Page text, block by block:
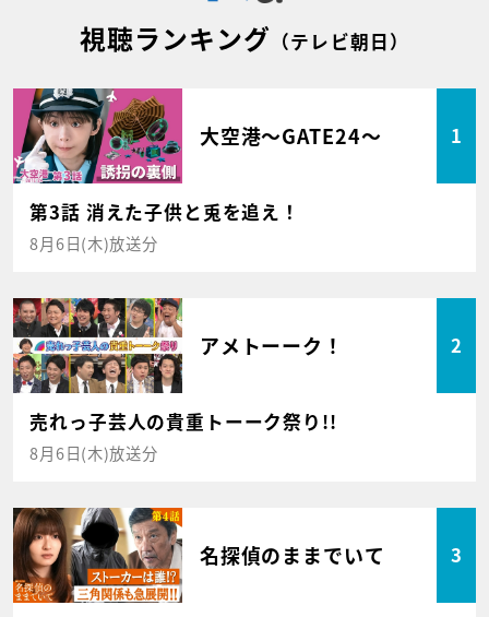
視聴ランキング （テレビ朝日）
大空港～GATE24～ 1
第3話 消えた子供と兎を追え！
8月6日(木)放送分
アメトーーク！ 2
売れっ子芸人の貴重トーーク祭り!!
8月6日(木)放送分
名探偵のままでいて 3